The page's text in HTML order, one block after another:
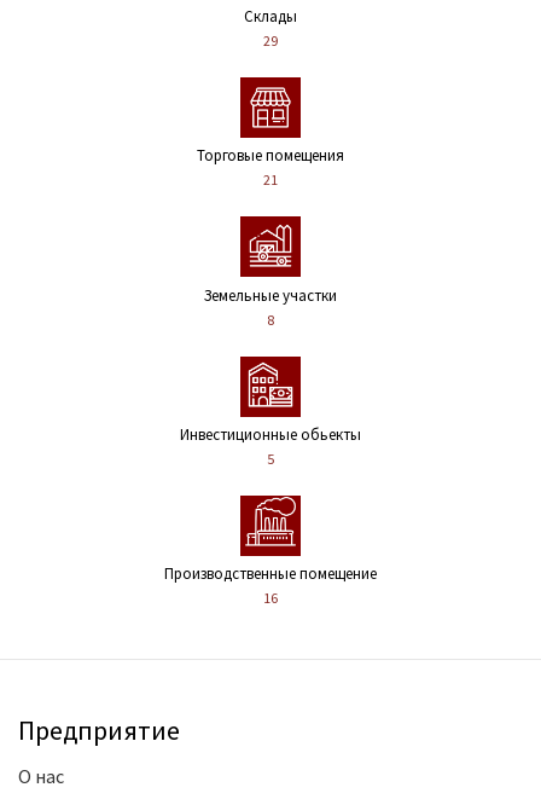
Склады
29
Торговые помещения
21
Земельные участки
8
Инвестиционные обьекты
5
Производственные помещение
16
Предприятие
О нас